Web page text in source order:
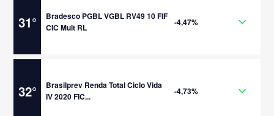
31°
Bradesco PGBL VGBL RV49 10 FIF
CIC Mult RL
-4,47%
32°
Brasilprev Renda Total Ciclo Vida
IV 2020 FIC...
-4,73%